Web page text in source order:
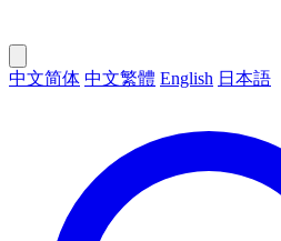
中文简体 中文繁體 English 日本語